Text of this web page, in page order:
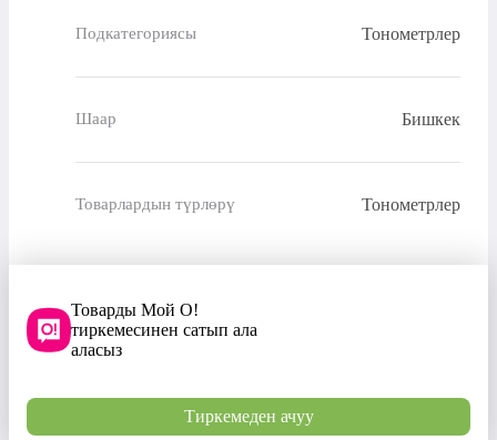
Подкатегориясы Тонометрлер
Шаар Бишкек
Товарлардын түрлөрү Тонометрлер
Товарды Мой О!
тиркемесинен сатып ала
аласыз
Тиркемеден ачуу